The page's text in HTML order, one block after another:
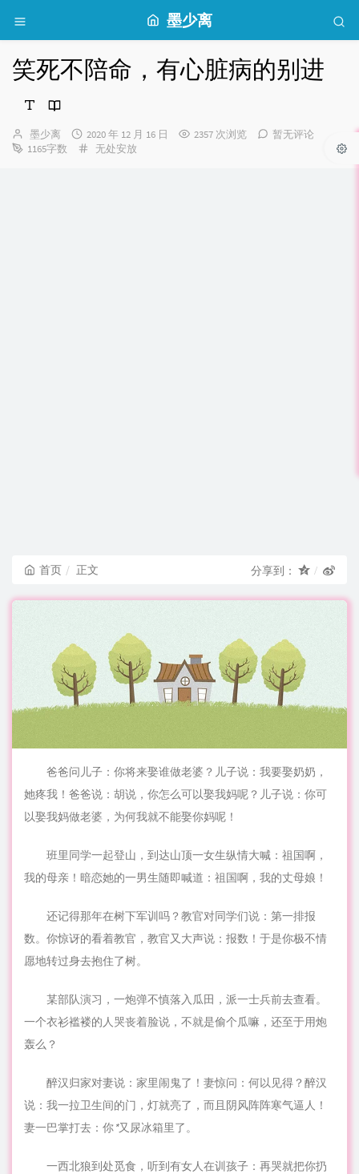
墨少离
笑死不陪命，有心脏病的别进
博
主：
墨少离
发
布
2020 年 12 月 16 日 2357 次浏览
暂无评论
1165字数
分
无处安放
首页 正文 分享到：
爸爸问儿子 ： 你将来娶谁做老婆？儿子说：我要娶奶奶，
她疼我！爸爸说：胡说，你怎么可以娶我妈呢？儿子说：你可
以娶我妈做老婆，为何我就不能娶你妈呢！
班里同学一起登山，到达山顶一女生纵情大喊：祖国啊，
我的母亲 ！暗恋她的一男生随即喊道：祖国啊，我的丈母娘！
还记得那年在树下军训吗？ 教官对同学们说：第一排报
数。你惊讶的看着教官，教官又大声说：报数！于是你极不情
愿地转过身去抱住了树。
某部队演习，一炮弹不慎落入瓜田，派一士兵前去查看。
一个衣衫褴褛的人哭丧着脸说，不就是偷个瓜嘛，还至于用炮
轰么？
醉汉归家对妻说：家里闹鬼了！妻惊问：何以见得？醉汉
说：我一拉卫生间的门，灯就亮了，而且阴风阵阵寒气逼人！
妻一巴掌打去：你*又尿冰箱里了。
一西北狼到处觅食，听到有女人在训孩子 ：再哭就把你扔